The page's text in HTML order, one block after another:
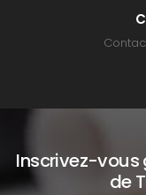
Inscrivez-
de